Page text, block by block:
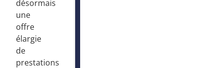
désormais
une
offre
élargie
de
prestations